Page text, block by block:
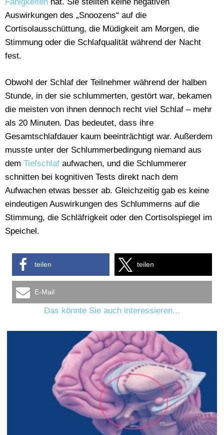
Auswirkungen des „Snoozens“ auf die
Cortisolausschüttung, die Müdigkeit am Morgen, die
Stimmung oder die Schlafqualität während der Nacht
fest.
Obwohl der Schlaf der Teilnehmer während der halben
Stunde, in der sie schlummerten, gestört war, bekamen
die meisten von ihnen dennoch recht viel Schlaf – mehr
als 20 Minuten. Das bedeutet, dass ihre
Gesamtschlafdauer kaum beeinträchtigt war. Außerdem
musste unter der Schlummerbedingung niemand aus
dem Tiefschlaf aufwachen, und die Schlummerer
schnitten bei kognitiven Tests direkt nach dem
Aufwachen etwas besser ab. Gleichzeitig gab es keine
eindeutigen Auswirkungen des Schlummerns auf die
Stimmung, die Schläfrigkeit oder den Cortisolspiegel im
Speichel.
teilen teilen
E-Mail
Das könnte Sie auch interessieren...